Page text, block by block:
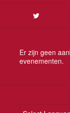
Er zijn geen
evenementen.